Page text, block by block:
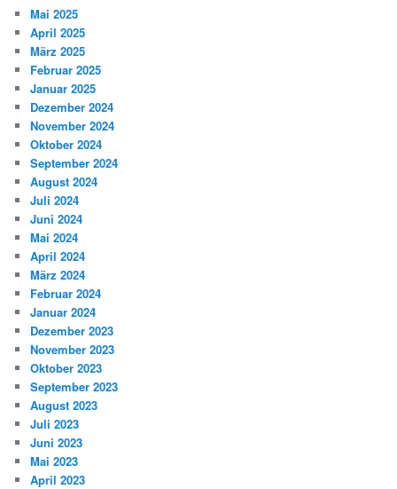
Mai 2025
April 2025
März 2025
Februar 2025
Januar 2025
Dezember 2024
November 2024
Oktober 2024
September 2024
August 2024
Juli 2024
Juni 2024
Mai 2024
April 2024
März 2024
Februar 2024
Januar 2024
Dezember 2023
November 2023
Oktober 2023
September 2023
August 2023
Juli 2023
Juni 2023
Mai 2023
April 2023